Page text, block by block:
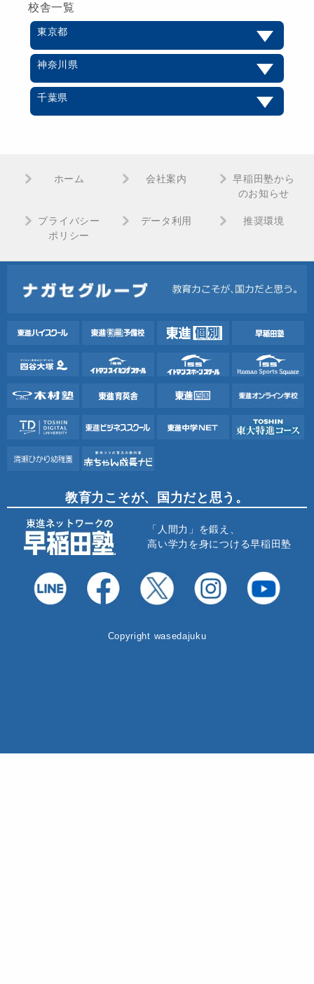
校舎一覧
東京都
神奈川県
千葉県
ホーム 会社案内
早稲田塾から
のお知らせ
プライバシー
ポリシー
データ利用 推奨環境
教育力こそが、国力だと思う。
「人間力」を鍛え、
高い学力を身につける早稲田塾
Copyright wasedajuku